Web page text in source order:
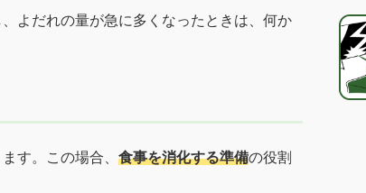
よだれの量が急に多くなったときは、何か
す。この場合、 食事を消化する準備の役割